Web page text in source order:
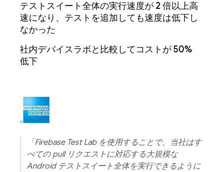
テストスイート全体の実行速度が 2 倍以上高
速になり、テストを追加しても速度は低下し
なかった
社内デバイスラボと比較してコストが 50%
低下
「Firebase Test Lab を使用することで、当社はす
べての pull リクエストに対応する大規模な
Android テストスイート全体を実行できるように